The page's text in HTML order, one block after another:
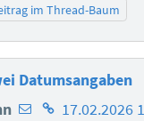
im Thread-Baum
Datumsangaben
E-
Homepage
17.02.2026